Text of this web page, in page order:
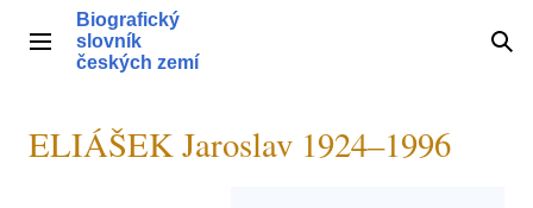
obsahHlavní menu
Biografický
slovník
českých zemí
ELIÁŠEK Jaroslav 1924–1996